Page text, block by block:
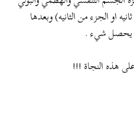
او الجزء من الثانيه) وبعدها
يحصل شيء .
هذه النجاة !!!